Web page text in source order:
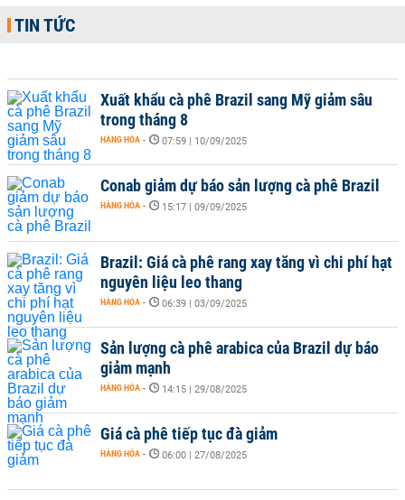
TIN TỨC
Xuất khẩu cà phê Brazil sang Mỹ giảm sâu
trong tháng 8
HÀNG HÓA - 07:59 | 10/09/2025
Conab giảm dự báo sản lượng cà phê Brazil
HÀNG HÓA - 15:17 | 09/09/2025
Brazil: Giá cà phê rang xay tăng vì chi phí hạt
nguyên liệu leo thang
HÀNG HÓA - 06:39 | 03/09/2025
Sản lượng cà phê arabica của Brazil dự báo
giảm mạnh
HÀNG HÓA - 14:15 | 29/08/2025
Giá cà phê tiếp tục đà giảm
HÀNG HÓA - 06:00 | 27/08/2025